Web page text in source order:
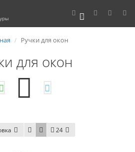
0
Ручки для окон
для окон
24